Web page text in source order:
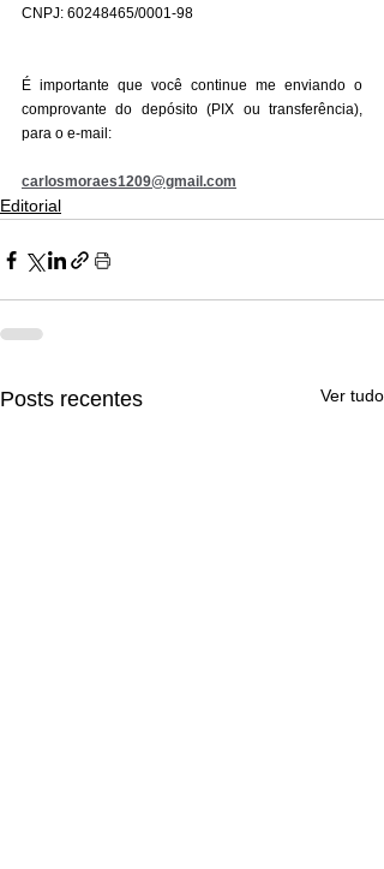
CNPJ: 60248465/0001-98
É importante que você continue me enviando o
comprovante do depósito (PIX ou transferência),
para o e-mail:
carlosmoraes1209@gmail.com
Editorial
Posts recentes Ver tudo